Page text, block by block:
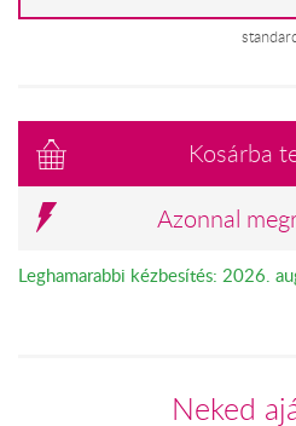
Kosárba
Azonnal
Leghamarabbi kézbesítés: 2026.
Neked